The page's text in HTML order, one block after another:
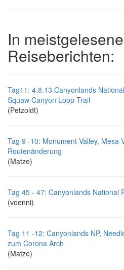
In
Reiseberichten:
Tag11: 4.8.13 Canyonlands
Squaw Canyon Loop Trail
(Petzoldt)
Tag 9 -10: Monument Valley, Mesa
Routenänderung
(Matze)
Tag 45 - 47: Canyonlands National
(voenni)
Tag 11 -12: Canyonlands NP,
zum Corona Arch
(Matze)